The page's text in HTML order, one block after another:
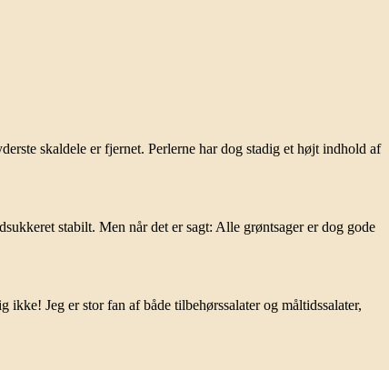
skaldele er fjernet. Perlerne har dog stadig et højt indhold af
stabilt. Men når det er sagt: Alle grøntsager er dog gode
Jeg er stor fan af både tilbehørssalater og måltidssalater,